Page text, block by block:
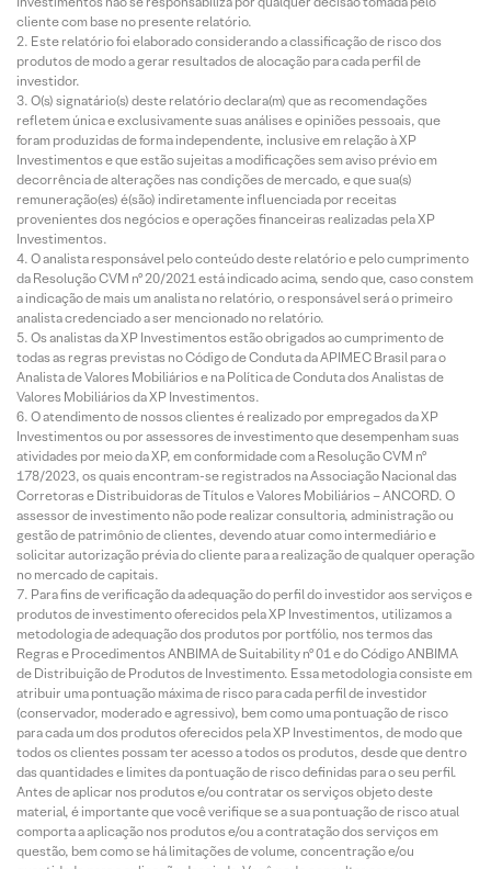
cliente com base no presente relatório.
Este relatório foi elaborado considerando a classificação de risco dos
produtos de modo a gerar resultados de alocação para cada perfil de
investidor.
O(s) signatário(s) deste relatório declara(m) que as recomendações
refletem única e exclusivamente suas análises e opiniões pessoais, que
foram produzidas de forma independente, inclusive em relação à XP
Investimentos e que estão sujeitas a modificações sem aviso prévio em
decorrência de alterações nas condições de mercado, e que sua(s)
remuneração(es) é(são) indiretamente influenciada por receitas
provenientes dos negócios e operações financeiras realizadas pela XP
Investimentos.
O analista responsável pelo conteúdo deste relatório e pelo cumprimento
da Resolução CVM nº 20/2021 está indicado acima, sendo que, caso constem
a indicação de mais um analista no relatório, o responsável será o primeiro
analista credenciado a ser mencionado no relatório.
Os analistas da XP Investimentos estão obrigados ao cumprimento de
todas as regras previstas no Código de Conduta da APIMEC Brasil para o
Analista de Valores Mobiliários e na Política de Conduta dos Analistas de
Valores Mobiliários da XP Investimentos.
O atendimento de nossos clientes é realizado por empregados da XP
Investimentos ou por assessores de investimento que desempenham suas
atividades por meio da XP, em conformidade com a Resolução CVM nº
178/2023, os quais encontram-se registrados na Associação Nacional das
Corretoras e Distribuidoras de Títulos e Valores Mobiliários – ANCORD. O
assessor de investimento não pode realizar consultoria, administração ou
gestão de patrimônio de clientes, devendo atuar como intermediário e
solicitar autorização prévia do cliente para a realização de qualquer operação
no mercado de capitais.
Para fins de verificação da adequação do perfil do investidor aos serviços e
produtos de investimento oferecidos pela XP Investimentos, utilizamos a
metodologia de adequação dos produtos por portfólio, nos termos das
Regras e Procedimentos ANBIMA de Suitability nº 01 e do Código ANBIMA
de Distribuição de Produtos de Investimento. Essa metodologia consiste em
atribuir uma pontuação máxima de risco para cada perfil de investidor
(conservador, moderado e agressivo), bem como uma pontuação de risco
para cada um dos produtos oferecidos pela XP Investimentos, de modo que
todos os clientes possam ter acesso a todos os produtos, desde que dentro
das quantidades e limites da pontuação de risco definidas para o seu perfil.
Antes de aplicar nos produtos e/ou contratar os serviços objeto deste
material, é importante que você verifique se a sua pontuação de risco atual
comporta a aplicação nos produtos e/ou a contratação dos serviços em
questão, bem como se há limitações de volume, concentração e/ou